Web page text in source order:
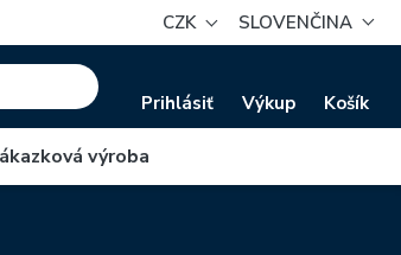
CZK SLOVENČINA
Prihlásiť Výkup Košík
výroba